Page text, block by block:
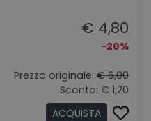
€ 4,80
-20%
Prezzo originale: € 6,00
Sconto: € 1,20
ACQUISTA